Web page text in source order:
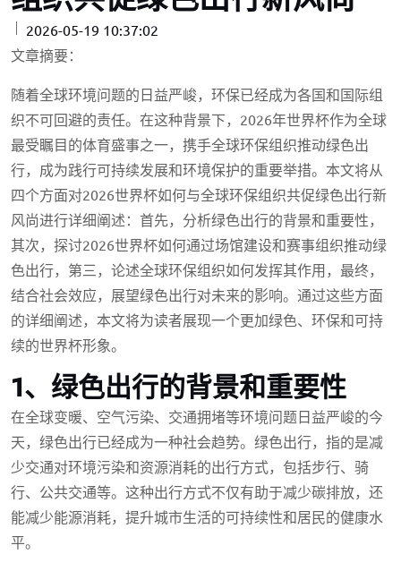
2026-05-19 10:37:02
文章摘要：
随着全球环境问题的日益严峻，环保已经成为各国和国际组
织不可回避的责任。在这种背景下，2026年世界杯作为全球
最受瞩目的体育盛事之一，携手全球环保组织推动绿色出
行，成为践行可持续发展和环境保护的重要举措。本文将从
四个方面对2026世界杯如何与全球环保组织共促绿色出行新
风尚进行详细阐述：首先，分析绿色出行的背景和重要性，
其次，探讨2026世界杯如何通过场馆建设和赛事组织推动绿
色出行，第三，论述全球环保组织如何发挥其作用，最终，
结合社会效应，展望绿色出行对未来的影响。通过这些方面
的详细阐述，本文将为读者展现一个更加绿色、环保和可持
续的世界杯形象。
1、绿色出行的背景和重要性
在全球变暖、空气污染、交通拥堵等环境问题日益严峻的今
天，绿色出行已经成为一种社会趋势。绿色出行，指的是减
少交通对环境污染和资源消耗的出行方式，包括步行、骑
行、公共交通等。这种出行方式不仅有助于减少碳排放，还
能减少能源消耗，提升城市生活的可持续性和居民的健康水
平。